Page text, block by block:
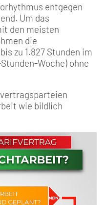
entgegen
Um das
den meisten
die
zu 1.827 Stunden im
Woche) ohne
wie bildlich